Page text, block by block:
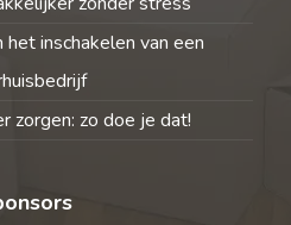
inschakelen van een
zorgen: zo doe je dat!